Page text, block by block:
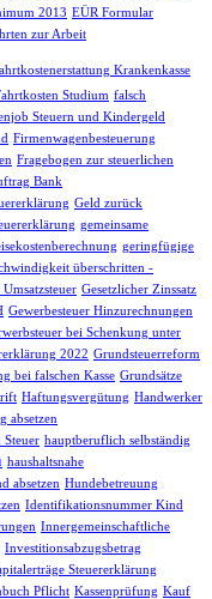
2013 EÜR Formular
zur Arbeit
Krankenkasse
Studium falsch
Steuern und Kindergeld
Firmenwagenbesteuerung
Fragebogen zur steuerlichen
Bank
Geld zurück
gemeinsame
geringfügige
überschritten -
Gesetzlicher Zinssatz
Gewerbesteuer Hinzurechnungen
bei Schenkung unter
2022 Grundsteuerreform
bei falschen Kasse Grundsätze
Haftungsvergütung Handwerker
absetzen
hauptberuflich selbständig
haushaltsnahe
absetzen Hundebetreuung
Identifikationsnummer Kind
Innergemeinschaftliche
Investitionsabzugsbetrag
Steuererklärung
Pflicht Kassenprüfung Kauf